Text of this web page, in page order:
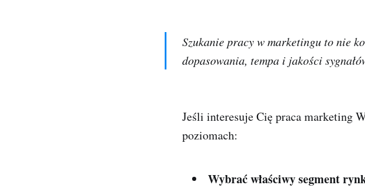
Szukanie pracy w marketingu to nie
dopasowania, tempa i jakości
Jeśli interesuje Cię praca marketing
poziomach:
Wybrać właściwy segment